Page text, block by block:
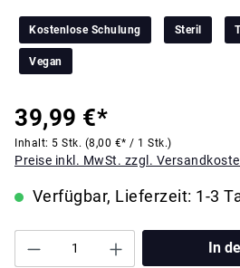
Kostenlose Schulung Steril
Vegan
39,99 €*
Inhalt: 5 Stk. (8,00 €* / 1 Stk.)
Preise inkl. MwSt. zzgl.
Verfügbar, Lieferzeit: 1-3
In